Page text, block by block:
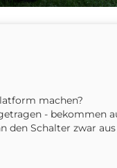
machen?
- bekommen
Schalter zwar